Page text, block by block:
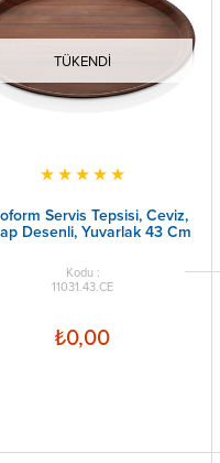
TÜKENDI
Servis Tepsisi, Ceviz,
Desenli, Yuvarlak 43 Cm
★★★★★
11031.43.CE
₺0,00